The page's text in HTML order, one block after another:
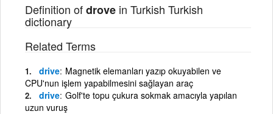
Definition ofdrove in Turkish Turkish
dictionary
Related Terms
drive Magnetik elemanları yazıp okuyabilen ve
CPU'nun işlem yapabilmesini sağlayan araç
drive Golf'te topu çukura sokmak amacıyla yapılan
uzun vuruş